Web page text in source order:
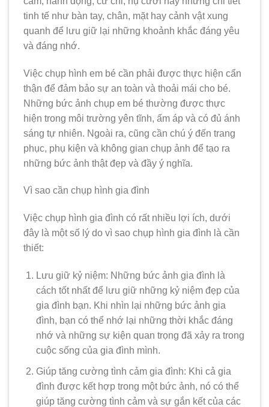
tinh tế như bàn tay, chân, mặt hay cảnh vật xung
quanh để lưu giữ lại những khoảnh khắc đáng yêu
và đáng nhớ.
Việc chụp hình em bé cần phải được thực hiện cẩn
thận để đảm bảo sự an toàn và thoải mái cho bé.
Những bức ảnh chụp em bé thường được thực
hiện trong môi trường yên tĩnh, ấm áp và có đủ ánh
sáng tự nhiên. Ngoài ra, cũng cần chú ý đến trang
phục, phụ kiện và không gian chụp ảnh để tạo ra
những bức ảnh thật đẹp và đầy ý nghĩa.
Vì sao cần chụp hình gia đình
Việc chụp hình gia đình có rất nhiều lợi ích, dưới
đây là một số lý do vì sao chụp hình gia đình là cần
thiết:
Lưu giữ kỷ niệm: Những bức ảnh gia đình là
cách tốt nhất để lưu giữ những kỷ niệm đẹp của
gia đình bạn. Khi nhìn lại những bức ảnh gia
đình, bạn có thể nhớ lại những thời khắc đáng
nhớ và những sự kiện quan trọng đã xảy ra trong
cuộc sống của gia đình mình.
Giúp tăng cường tình cảm gia đình: Khi cả gia
đình được kết hợp trong một bức ảnh, nó có thể
giúp tăng cường tình cảm và sự gắn kết của các